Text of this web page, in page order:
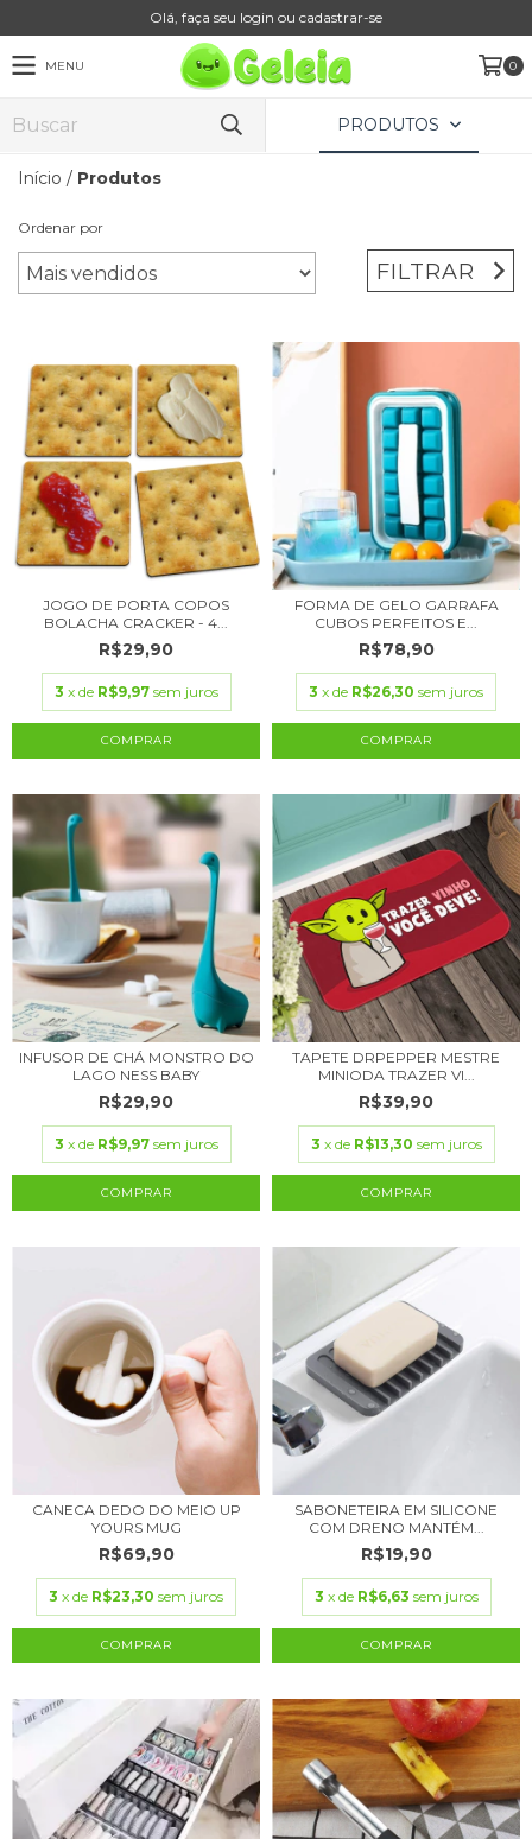
Olá, faça seu login ou cadastrar-se
MENU 0
PRODUTOS
Início / Produtos
Ordenar por
FILTRAR
JOGO DE PORTA COPOS
BOLACHA CRACKER - 4...
R$29,90
3 x de R$9,97 sem juros
FORMA DE GELO GARRAFA
CUBOS PERFEITOS E...
R$78,90
3 x de R$26,30 sem juros
INFUSOR DE CHÁ MONSTRO DO
LAGO NESS BABY
R$29,90
3 x de R$9,97 sem juros
COMPRAR
TAPETE DRPEPPER MESTRE
MINIODA TRAZER VI...
R$39,90
3 x de R$13,30 sem juros
CANECA DEDO DO MEIO UP
YOURS MUG
R$69,90
3 x de R$23,30 sem juros
SABONETEIRA EM SILICONE
COM DRENO MANTÉM...
R$19,90
3 x de R$6,63 sem juros
COMPRAR